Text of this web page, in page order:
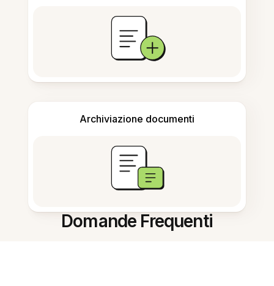
Archiviazione documenti
Domande Frequenti